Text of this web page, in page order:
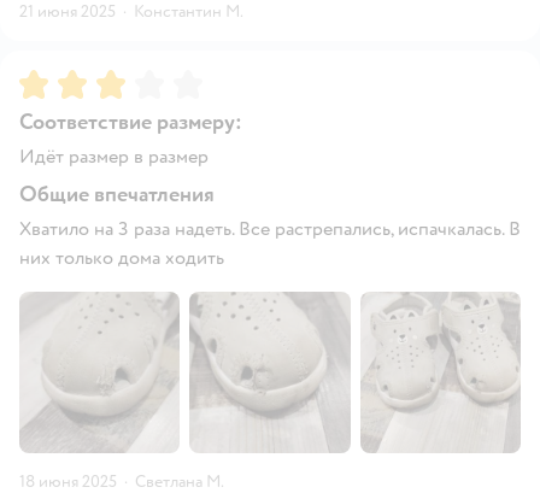
21 июня 2025 · Константин М.
Рейтинг:3
Соответствие размеру:
Идёт размер в размер
Общие впечатления
Хватило на 3 раза надеть. Все растрепались, испачкалась. В
них только дома ходить
18 июня 2025 · Светлана М.